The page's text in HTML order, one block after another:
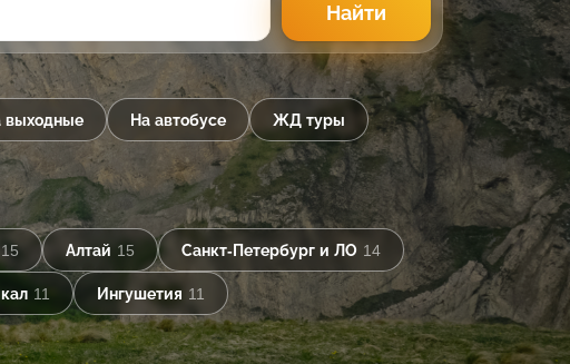
Найти
выходные На автобусе ЖД туры
15 Алтай 15 Санкт-Петербург и ЛО 14
11 Ингушетия 11